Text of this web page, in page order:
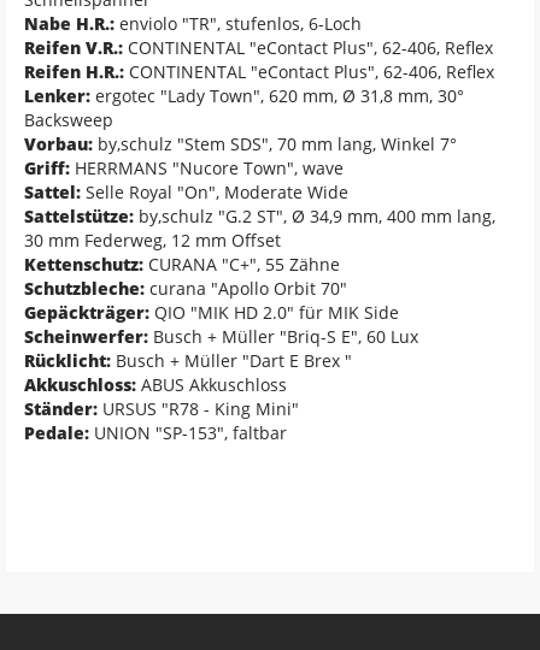
Nabe H.R.: enviolo "TR", stufenlos, 6-Loch
Reifen V.R.: CONTINENTAL "eContact Plus", 62-406, Reflex
Reifen H.R.: CONTINENTAL "eContact Plus", 62-406, Reflex
Lenker: ergotec "Lady Town", 620 mm, Ø 31,8 mm, 30°
Backsweep
Vorbau: by,schulz "Stem SDS", 70 mm lang, Winkel 7°
Griff: HERRMANS "Nucore Town", wave
Sattel: Selle Royal "On", Moderate Wide
Sattelstütze: by,schulz "G.2 ST", Ø 34,9 mm, 400 mm lang,
30 mm Federweg, 12 mm Offset
Kettenschutz: CURANA "C+", 55 Zähne
Schutzbleche: curana "Apollo Orbit 70"
Gepäckträger: QIO "MIK HD 2.0" für MIK Side
Scheinwerfer: Busch + Müller "Briq-S E", 60 Lux
Rücklicht: Busch + Müller "Dart E Brex "
Akkuschloss: ABUS Akkuschloss
Ständer: URSUS "R78 - King Mini"
Pedale: UNION "SP-153", faltbar